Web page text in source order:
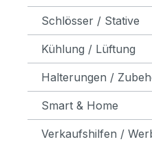
Schlösser / Stative
Kühlung / Lüftung
Halterungen /
Smart & Home
Verkaufshilfen /